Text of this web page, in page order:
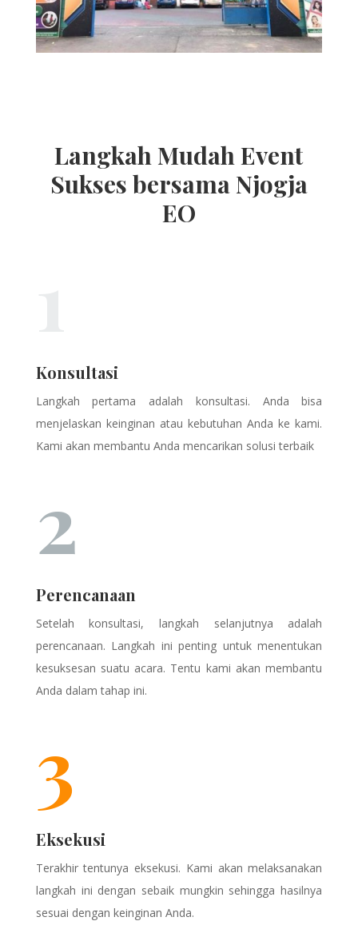
Langkah Mudah Event
Sukses bersama Njogja
EO
Konsultasi
Langkah pertama adalah konsultasi. Anda bisa
menjelaskan keinginan atau kebutuhan Anda ke kami.
Kami akan membantu Anda mencarikan solusi terbaik
2
Perencanaan
Setelah konsultasi, langkah selanjutnya adalah
perencanaan. Langkah ini penting untuk menentukan
kesuksesan suatu acara. Tentu kami akan membantu
Anda dalam tahap ini.
3
Eksekusi
Terakhir tentunya eksekusi. Kami akan melaksanakan
langkah ini dengan sebaik mungkin sehingga hasilnya
sesuai dengan keinginan Anda.